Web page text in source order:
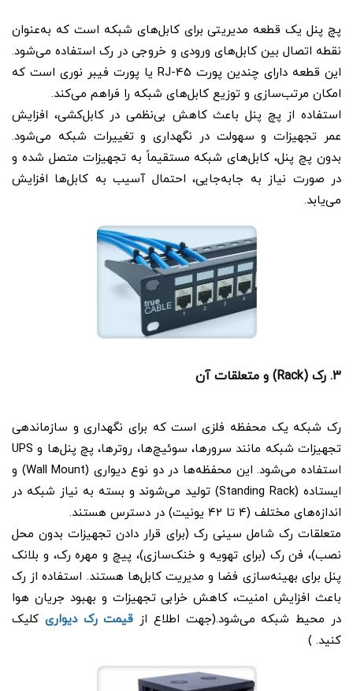
پچ پنل یک قطعه مدیریتی برای کابل‌های شبکه است که به‌عنوان
نقطه اتصال بین کابل‌های ورودی و خروجی در رک استفاده می‌شود.
این قطعه دارای چندین پورت RJ-45 یا پورت فیبر نوری است که
امکان مرتب‌سازی و توزیع کابل‌های شبکه را فراهم می‌کند.
استفاده از پچ پنل باعث کاهش بی‌نظمی در کابل‌کشی، افزایش
عمر تجهیزات و سهولت در نگهداری و تغییرات شبکه می‌شود.
بدون پچ پنل، کابل‌های شبکه مستقیماً به تجهیزات متصل شده و
در صورت نیاز به جابه‌جایی، احتمال آسیب به کابل‌ها افزایش
می‌یابد.
۳. رک (Rack) و متعلقات آن
رک شبکه یک محفظه فلزی است که برای نگهداری و سازماندهی
تجهیزات شبکه مانند سرورها، سوئیچ‌ها، روترها، پچ پنل‌ها و UPS
استفاده می‌شود. این محفظه‌ها در دو نوع دیواری (Wall Mount) و
ایستاده (Standing Rack) تولید می‌شوند و بسته به نیاز شبکه در
اندازه‌های مختلف (۴ تا ۴۲ یونیت) در دسترس هستند.
متعلقات رک شامل سینی رک (برای قرار دادن تجهیزات بدون محل
نصب)، فن رک (برای تهویه و خنک‌سازی)، پیچ و مهره رک، و بلانک
پنل برای بهینه‌سازی فضا و مدیریت کابل‌ها هستند. استفاده از رک
باعث افزایش امنیت، کاهش خرابی تجهیزات و بهبود جریان هوا
در محیط شبکه می‌شود.(جهت اطلاع از قیمت رک دیواری کلیک
کنید. )